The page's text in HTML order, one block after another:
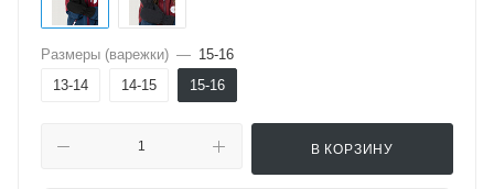
Размеры (варежки) — 15-16
13-14
14-15 15-16
В КОРЗИНУ